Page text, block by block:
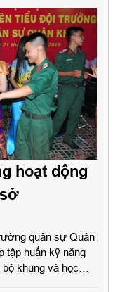
hoạt động
quân sự Quân
tập huấn kỹ năng
bộ khung và học